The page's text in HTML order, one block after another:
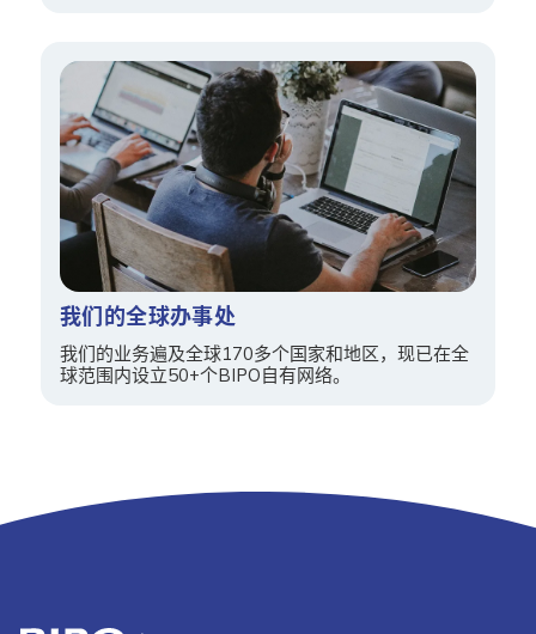
我们的全球办事处
我们的业务遍及全球170多个国家和地区，现已在全
球范围内设立50+个BIPO自有网络。